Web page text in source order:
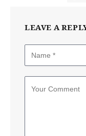
LEAVE A